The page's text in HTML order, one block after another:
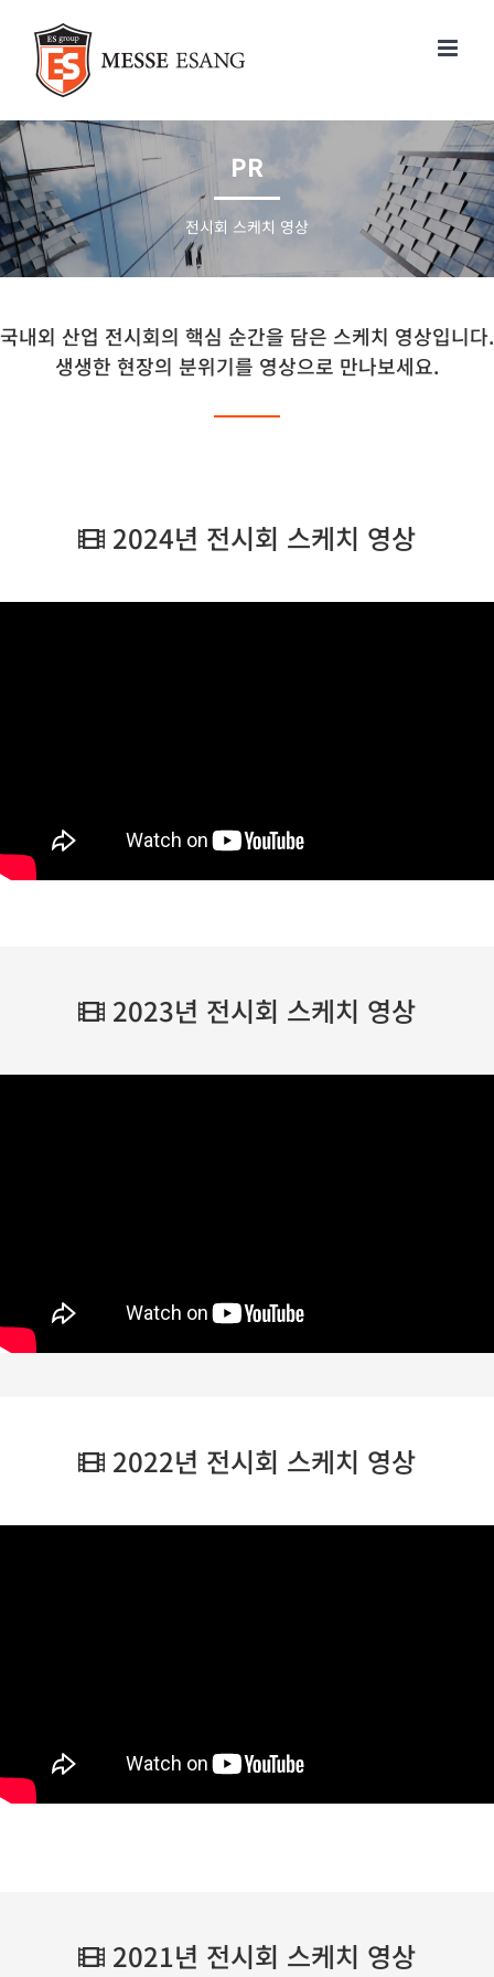
건
너
뛰
기
PR
전시회 스케치 영상
국내외 산업 전시회의 핵심 순간을 담은 스케치 영상입니다.
생생한 현장의 분위기를 영상으로 만나보세요.
2024년 전시회 스케치 영상
2023년 전시회 스케치 영상
2022년 전시회 스케치 영상
2021년 전시회 스케치 영상